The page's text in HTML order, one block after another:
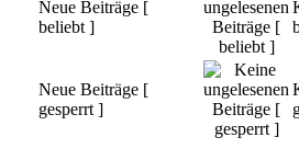
Neue Beiträge [
beliebt ]
Neue Beiträge [
gesperrt ]